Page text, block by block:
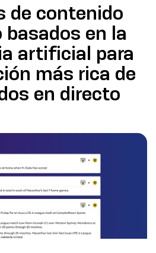
de contenido
en la
artificial para
más rica de
en directo